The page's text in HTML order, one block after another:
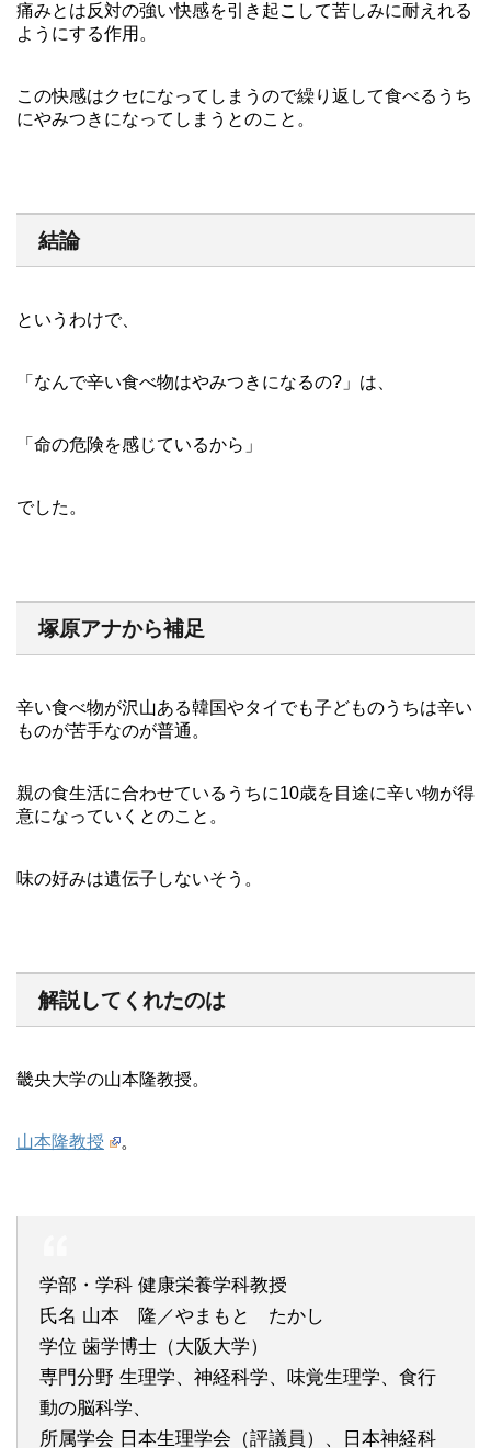
痛みとは反対の強い快感を引き起こして苦しみに耐えれる
ようにする作用。
この快感はクセになってしまうので繰り返して食べるうち
にやみつきになってしまうとのこと。
結論
というわけで、
「なんで辛い食べ物はやみつきになるの?」は、
「命の危険を感じているから」
でした。
塚原アナから補足
辛い食べ物が沢山ある韓国やタイでも子どものうちは辛い
ものが苦手なのが普通。
親の食生活に合わせているうちに10歳を目途に辛い物が得
意になっていくとのこと。
味の好みは遺伝子しないそう。
解説してくれたのは
畿央大学の山本隆教授。
山本隆教授 。
学部・学科 健康栄養学科教授
氏名 山本 隆／やまもと たかし
学位 歯学博士（大阪大学）
専門分野 生理学、神経科学、味覚生理学、食行
動の脳科学、
所属学会 日本生理学会（評議員）、日本神経科